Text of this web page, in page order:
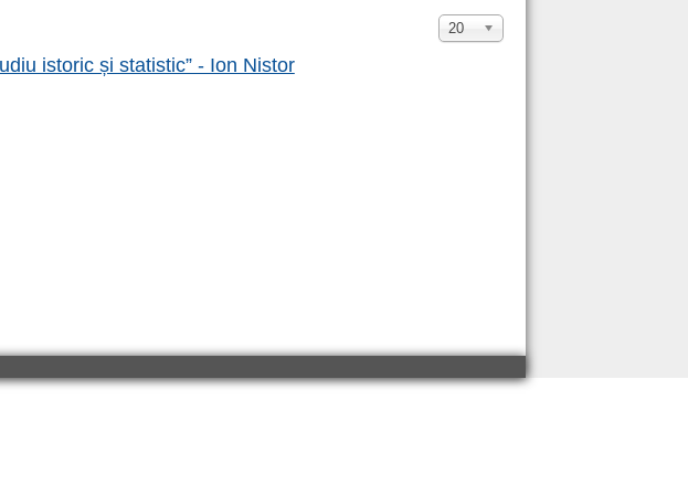
Afișare
20
istoric și statistic” - Ion Nistor